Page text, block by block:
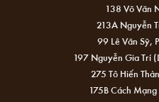
138 Võ Văn
213A Nguyễn
99 Lê Văn Sỹ,
197 Nguyễn Gia Trí
275 Tô Hiến
175B Cách